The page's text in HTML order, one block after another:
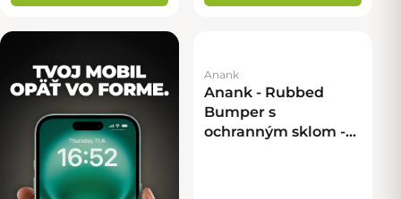
Anank
Anank - Rubbed
Bumper s
ochranným sklom -